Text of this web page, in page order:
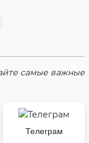
самые важные
Телеграм